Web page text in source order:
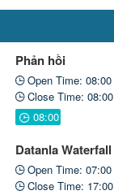
Phản hồi
Open Time: 08:00
Close Time: 08:00
Datanla Waterfall
Open Time: 07:00
Close Time: 17:00